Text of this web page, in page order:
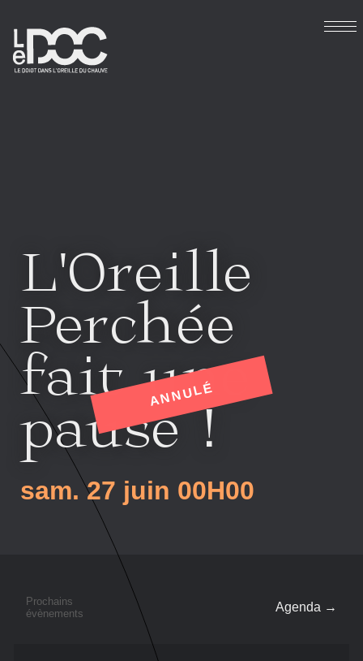
L'Oreille
Perchée
fait une
pause !
sam. 27 juin 00H00
ANNULÉ
Prochains
évènements
Agenda →